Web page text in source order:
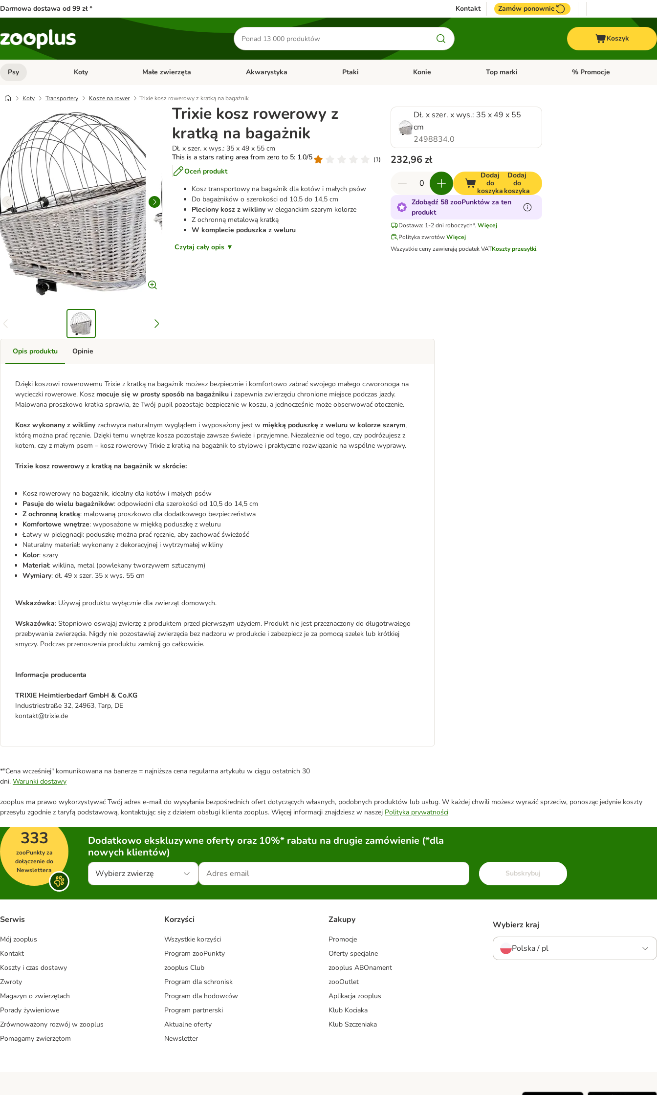
Darmowa dostawa od 99 zł * Kontakt Zamów ponownie
Szukaj
produktów
Koszyk
Psy Otwórz menu kategorii: Psy
Koty Otwórz menu kategorii: Koty
Małe zwierzęta Otwórz menu kategorii: Małe zwierzęta
Akwarystyka Otwórz menu kategorii: Akwarystyka
Ptaki Otwórz menu kategorii: Ptaki
Konie Otwórz menu kategorii: Konie
Top marki Otwórz menu kategorii: Top
% Promocje
Koty Transportery Kosze na rower Trixie kosz rowerowy z kratką na bagażnik
Trixie kosz rowerowy z
kratką na bagażnik
Dł. x szer. x wys.: 35 x 49 x 55 cm
This is a stars rating area from zero to 5: 1.0/5
(1)
Oceń produkt
Kosz transportowy na bagażnik dla kotów i małych psów
Do bagażników o szerokości od 10,5 do 14,5 cm
Pleciony kosz z wiklinyw eleganckim szarym kolorze
Z ochronną metalową kratką
W komplecie poduszka z weluru
Czytaj cały opis ▼
Dł. x szer. x wys.: 35 x 49 x 55
cm
2498834.0
232,96 zł
Dodaj
do
koszyka
Dodaj
do
koszyka
Zdobądź 58 zooPunktów za ten
produkt
Dostawa: 1-2 dni roboczych*. Więcej
Polityka zwrotówWięcej
Wszystkie ceny zawierają podatek VATKoszty przesyłki.
Opis produktu
Dzięki koszowi rowerowemu Trixie z kratką na bagażnik możesz bezpiecznie i komfortowo zabrać swojego małego czworonoga na
wycieczki rowerowe. Kosz mocuje się w prosty sposób na bagażniku i zapewnia zwierzęciu chronione miejsce podczas jazdy.
Malowana proszkowo kratka sprawia, że Twój pupil pozostaje bezpiecznie w koszu, a jednocześnie może obserwować otoczenie.
Kosz wykonany z wikliny zachwyca naturalnym wyglądem i wyposażony jest w miękką poduszkę z weluru w kolorze szarym,
którą można prać ręcznie. Dzięki temu wnętrze kosza pozostaje zawsze świeże i przyjemne. Niezależnie od tego, czy podróżujesz z
kotem, czy z małym psem – kosz rowerowy Trixie z kratką na bagażnik to stylowe i praktyczne rozwiązanie na wspólne wyprawy.
Trixie kosz rowerowy z kratką na bagażnik w skrócie:
Kosz rowerowy na bagażnik, idealny dla kotów i małych psów
Pasuje do wielu bagażników: odpowiedni dla szerokości od 10,5 do 14,5 cm
Z ochronną kratką: malowaną proszkowo dla dodatkowego bezpieczeństwa
Komfortowe wnętrze: wyposażone w miękką poduszkę z weluru
Łatwy w pielęgnacji: poduszkę można prać ręcznie, aby zachować świeżość
Naturalny materiał: wykonany z dekoracyjnej i wytrzymałej wikliny
Kolor: szary
Materiał: wiklina, metal (powlekany tworzywem sztucznym)
Wymiary: dł. 49 x szer. 35 x wys. 55 cm
Wskazówka: Używaj produktu wyłącznie dla zwierząt domowych.
Wskazówka: Stopniowo oswajaj zwierzę z produktem przed pierwszym użyciem. Produkt nie jest przeznaczony do długotrwałego
przebywania zwierzęcia. Nigdy nie pozostawiaj zwierzęcia bez nadzoru w produkcie i zabezpiecz je za pomocą szelek lub krótkiej
smyczy. Podczas przenoszenia produktu zamknij go całkowicie.
Informacje producenta
TRIXIE Heimtierbedarf GmbH & Co.KG
Industriestraße 32, 24963, Tarp, DE
kontakt@trixie.de
Opinie
*"Cena wcześniej" komunikowana na banerze = najniższa cena regularna artykułu w ciągu ostatnich 30
dni. Warunki dostawy
zooplus ma prawo wykorzystywać Twój adres e-mail do wysyłania bezpośrednich ofert dotyczących własnych, podobnych produktów lub usług. W każdej chwili możesz wyrazić sprzeciw, ponosząc jedynie koszty
przesyłu zgodnie z taryfą podstawową, kontaktując się z działem obsługi klienta zooplus. Więcej informacji znajdziesz w naszej Polityka prywatności
333
zooPunkty za
dołączenie do
Newslettera
Dodatkowo ekskluzywne oferty oraz 10%* rabatu na drugie zamówienie (*dla
nowych klientów)
Wybierz zwierzę Subskrybuj
Serwis
Mój zooplus
Kontakt
Koszty i czas dostawy
Zwroty
Magazyn o zwierzętach
Porady żywieniowe
Zrównoważony rozwój w zooplus
Pomagamy zwierzętom
Korzyści
Wszystkie korzyści
Program zooPunkty
zooplus Club
Program dla schronisk
Program dla hodowców
Program partnerski
Aktualne oferty
Newsletter
Zakupy
Promocje
Oferty specjalne
zooplus ABOnament
zooOutlet
Aplikacja zooplus
Klub Kociaka
Klub Szczeniaka
Wybierz kraj
Polska / pl